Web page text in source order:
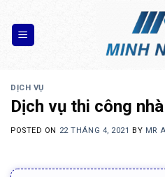
content
DỊCH VỤ
Dịch vụ thi công
POSTED ON 22 THÁNG 4, 2021 BY MR